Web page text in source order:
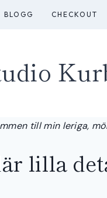
BLOGG CHECKOUT
till min leriga,
lilla